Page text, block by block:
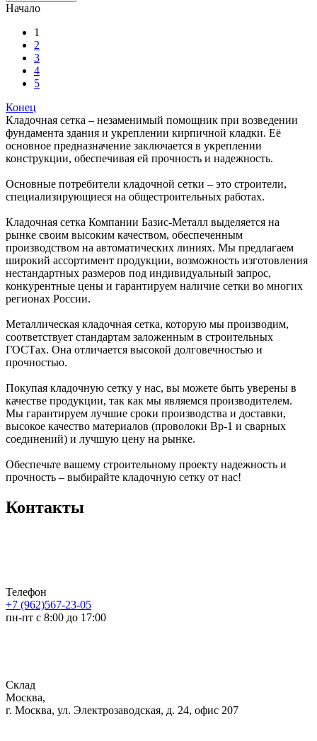
Начало
1
2
3
4
5
Конец
Кладочная сетка – незаменимый помощник при возведении
фундамента здания и укреплении кирпичной кладки. Её
основное предназначение заключается в укреплении
конструкции, обеспечивая ей прочность и надежность.
Основные потребители кладочной сетки – это строители,
специализирующиеся на общестроительных работах.
Кладочная сетка Компании Базис-Металл выделяется на
рынке своим высоким качеством, обеспеченным
производством на автоматических линиях. Мы предлагаем
широкий ассортимент продукции, возможность изготовления
нестандартных размеров под индивидуальный запрос,
конкурентные цены и гарантируем наличие сетки во многих
регионах России.
Металлическая кладочная сетка, которую мы производим,
соответствует стандартам заложенным в строительных
ГОСТах. Она отличается высокой долговечностью и
прочностью.
Покупая кладочную сетку у нас, вы можете быть уверены в
качестве продукции, так как мы являемся производителем.
Мы гарантируем лучшие сроки производства и доставки,
высокое качество материалов (проволоки Вр-1 и сварных
соединений) и лучшую цену на рынке.
Обеспечьте вашему строительному проекту надежность и
прочность – выбирайте кладочную сетку от нас!
Контакты
Телефон
+7 (962)567-23-05
пн-пт с 8:00 до 17:00
Склад
Москва,
г. Москва, ул. Электрозаводская, д. 24, офис 207